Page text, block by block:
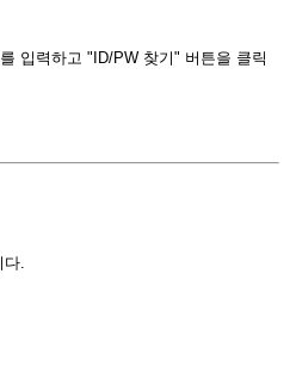
입력하고 "ID/PW 찾기" 버튼을 클릭
다.